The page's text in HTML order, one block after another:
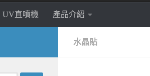
UV直噴機 產品介紹
水晶貼